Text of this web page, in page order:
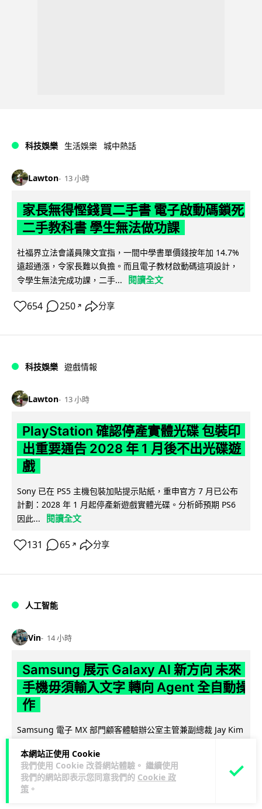
本網站正使用 Cookie
我們使用 Cookie 改善網站體驗。 繼續使用
我們的網站即表示您同意我們的 Cookie 政
策 。
科技娛樂 生活娛樂 城中熱話
Lawton 13 小時
家長無得慳錢買二手書 電子啟動碼鎖死
二手教科書 學生無法做功課
社福界立法會議員陳文宜指，一間中學書單價錢按年加 14.7%
遠超通漲，令家長難以負擔。而且電子教材啟動碼這項設計，
令學生無法完成功課，二手...
閱讀全文
654 250 ↗ 分享
科技娛樂 遊戲情報
Lawton 13 小時
PlayStation 確認停產實體光碟 包裝印
出重要通告 2028 年 1 月後不出光碟遊
戲
Sony 已在 PS5 主機包裝加貼提示貼紙，重申官方 7 月已公布
計劃：2028 年 1 月起停產新遊戲實體光碟。分析師預期 PS6
因此...
閱讀全文
131 65 ↗ 分享
人工智能
Vin 14 小時
Samsung 展示 Galaxy AI 新方向 未來
手機毋須輸入文字 轉向 Agent 全自動操
作
Samsung 電子 MX 部門顧客體驗辦公室主管兼副總裁 Jay Kim
文
24 4↗ 分享